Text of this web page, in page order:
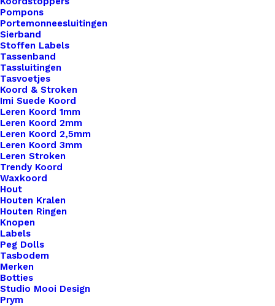
Pompons
Portemonneesluitingen
Sierband
Stoffen Labels
Tassenband
Tassluitingen
Tasvoetjes
Koord & Stroken
Imi Suede Koord
Leren Koord 1mm
Leren Koord 2mm
Leren Koord 2,5mm
Leren Koord 3mm
Leren Stroken
Trendy Koord
Waxkoord
Hout
Houten Kralen
Houten Ringen
Knopen
Labels
Peg Dolls
Tasbodem
Merken
Botties
Studio Mooi Design
Prym
1xLeren Label met Alfabet letters
Leren
Label
met
Alfabet
letters
aantal